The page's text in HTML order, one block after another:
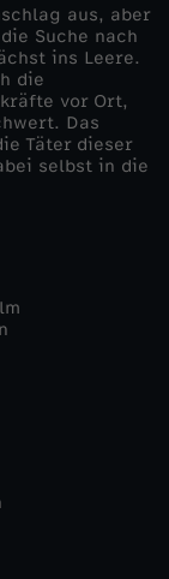
aus, aber
Suche nach
ins Leere.
die
vor Ort,
Das
Täter dieser
selbst in die